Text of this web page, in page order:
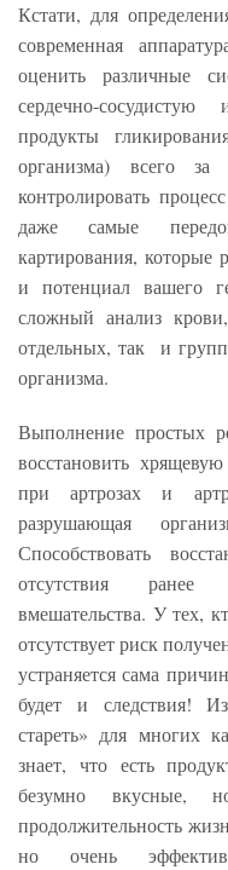
Кстати, для
современная
оценить различные
сердечно-
продукты
организма) всего
контролировать
даже самые
картирования, которые
и потенциал вашего
сложный анализ
отдельных, так и групп
организма.
Выполнение простых
восстановить
при артрозах и
разрушающая
Способствовать
отсутствия ранее
вмешательства. У тех,
отсутствует риск
устраняется сама
будет и следствия!
стареть» для многих
знает, что есть
безумно вкусные,
продолжительность
но очень